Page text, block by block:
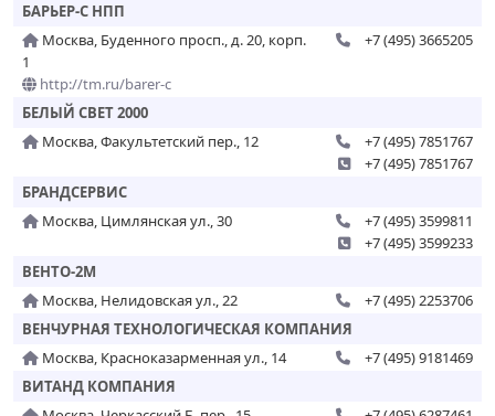
БАРЬЕР-С НПП
Москва, Буденного просп., д. 20, корп.
1
http://tm.ru/barer-c
+7 (495) 3665205
БЕЛЫЙ СВЕТ 2000
Москва, Факультетский пер., 12
+7 (495) 7851767
+7 (495) 7851767
БРАНДСЕРВИС
Москва, Цимлянская ул., 30
+7 (495) 3599811
+7 (495) 3599233
ВЕНТО-2М
Москва, Нелидовская ул., 22
+7 (495) 2253706
ВЕНЧУРНАЯ ТЕХНОЛОГИЧЕСКАЯ КОМПАНИЯ
Москва, Красноказарменная ул., 14
+7 (495) 9181469
ВИТАНД КОМПАНИЯ